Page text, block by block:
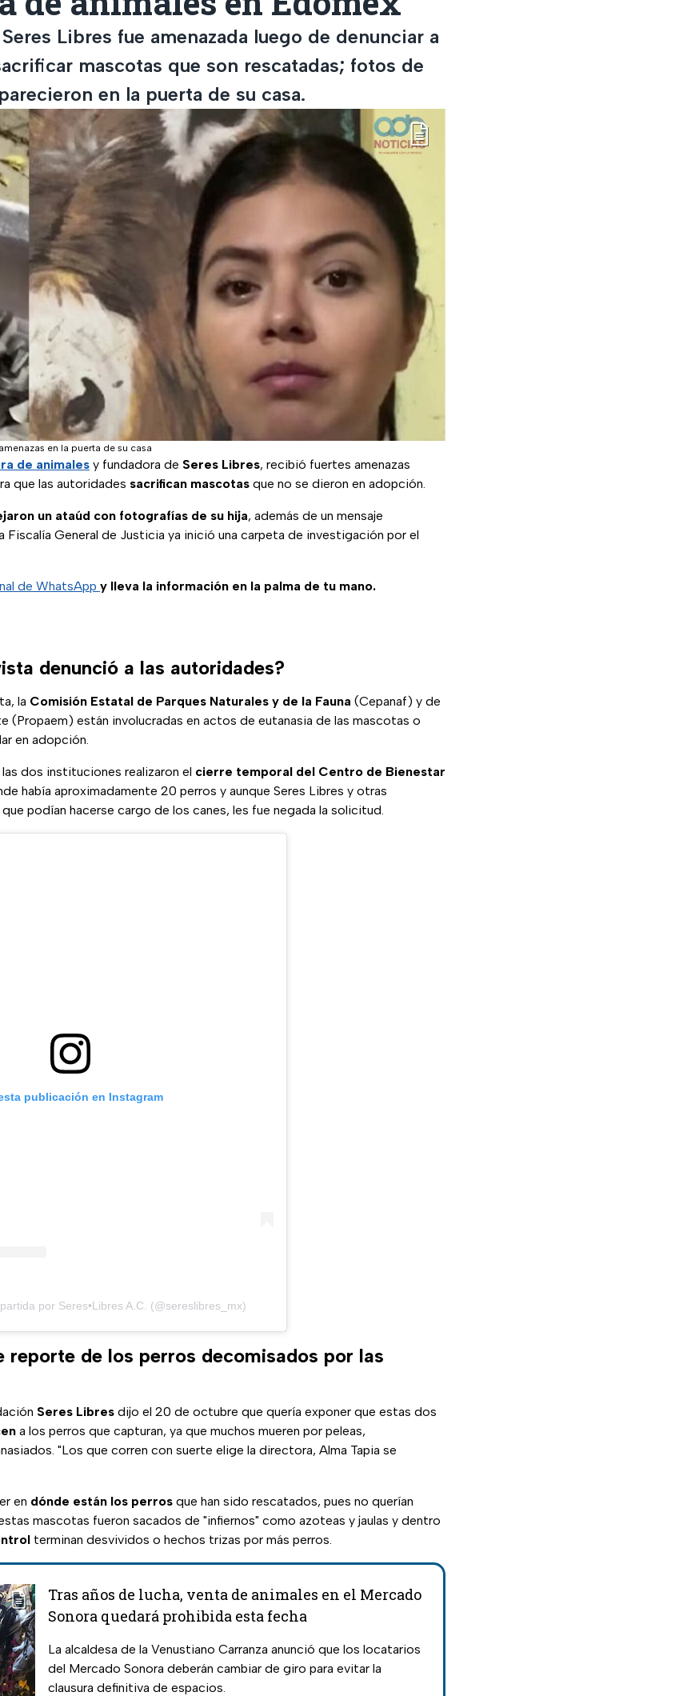
Libres fue amenazada luego de denunciar a
mascotas que son rescatadas; fotos de
en la puerta de su casa.
en la puerta de su casa
de animales y fundadora de Seres Libres, recibió fuertes amenazas
que las autoridades sacrifican mascotas que no se dieron en adopción.
un ataúd con fotografías de su hija, además de un mensaje
General de Justicia ya inició una carpeta de investigación por el
de WhatsApp y lleva la información en la palma de tu mano.
denunció a las autoridades?
la Comisión Estatal de Parques Naturales y de la Fauna (Cepanaf) y de
(Propaem) están involucradas en actos de eutanasia de las mascotas o
en adopción.
dos instituciones realizaron el cierre temporal del Centro de Bienestar
había aproximadamente 20 perros y aunque Seres Libres y otras
podían hacerse cargo de los canes, les fue negada la solicitud.
publicación en Instagram
por Seres•Libres A.C. (@sereslibres_mx)
reporte de los perros decomisados por las
Seres Libres dijo el 20 de octubre que quería exponer que estas dos
a los perros que capturan, ya que muchos mueren por peleas,
"Los que corren con suerte elige la directora, Alma Tapia se
en dónde están los perros que han sido rescatados, pues no querían
mascotas fueron sacados de "infiernos" como azoteas y jaulas y dentro
terminan desvividos o hechos trizas por más perros.
Tras años de lucha, venta de animales en el Mercado
Sonora quedará prohibida esta fecha
La alcaldesa de la Venustiano Carranza anunció que los locatarios
del Mercado Sonora deberán cambiar de giro para evitar la
clausura definitiva de espacios.